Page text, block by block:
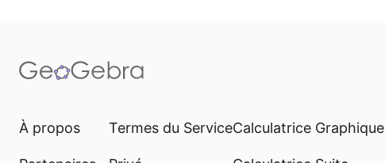
À propos Termes du ServiceCalculatrice Graphique